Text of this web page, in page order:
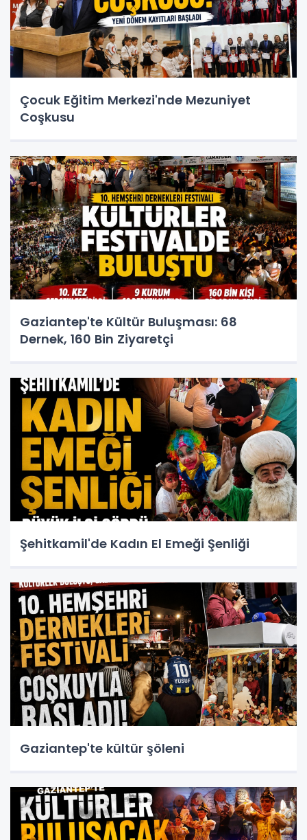
Çocuk Eğitim Merkezi'nde Mezuniyet
Coşkusu
Gaziantep'te Kültür Buluşması: 68
Dernek, 160 Bin Ziyaretçi
Şehitkamil'de Kadın El Emeği Şenliği
Gaziantep'te kültür şöleni